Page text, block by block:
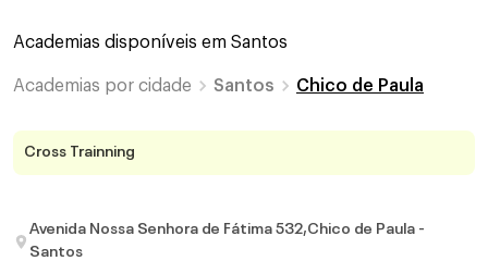
Academias disponíveis em Santos
Academias por cidade Santos Chico de Paula
Cross Trainning
Avenida Nossa Senhora de Fátima 532,Chico de Paula -
Santos